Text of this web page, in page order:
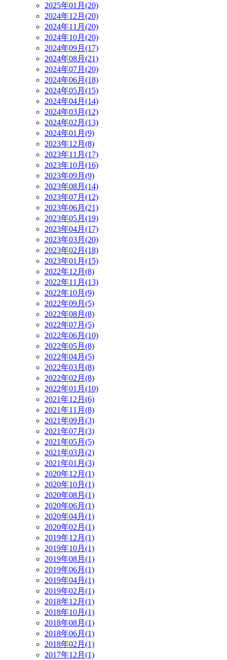
2025年01月(20)
2024年12月(20)
2024年11月(20)
2024年10月(20)
2024年09月(17)
2024年08月(21)
2024年07月(20)
2024年06月(18)
2024年05月(15)
2024年04月(14)
2024年03月(12)
2024年02月(13)
2024年01月(9)
2023年12月(8)
2023年11月(17)
2023年10月(16)
2023年09月(9)
2023年08月(14)
2023年07月(12)
2023年06月(21)
2023年05月(19)
2023年04月(17)
2023年03月(20)
2023年02月(18)
2023年01月(15)
2022年12月(8)
2022年11月(13)
2022年10月(9)
2022年09月(5)
2022年08月(8)
2022年07月(5)
2022年06月(10)
2022年05月(8)
2022年04月(5)
2022年03月(8)
2022年02月(8)
2022年01月(10)
2021年12月(6)
2021年11月(8)
2021年09月(3)
2021年07月(3)
2021年05月(5)
2021年03月(2)
2021年01月(3)
2020年12月(1)
2020年10月(1)
2020年08月(1)
2020年06月(1)
2020年04月(1)
2020年02月(1)
2019年12月(1)
2019年10月(1)
2019年08月(1)
2019年06月(1)
2019年04月(1)
2019年02月(1)
2018年12月(1)
2018年10月(1)
2018年08月(1)
2018年06月(1)
2018年02月(1)
2017年12月(1)